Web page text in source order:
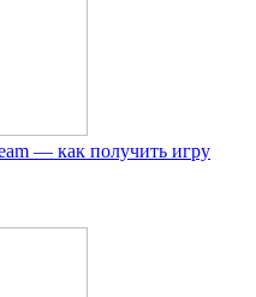
— как получить игру